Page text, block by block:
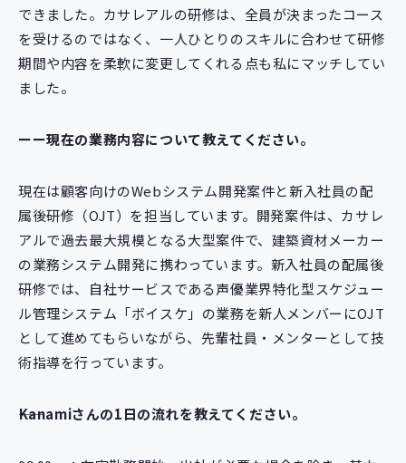
できました。カサレアルの研修は、全員が決まったコース
を受けるのではなく、一人ひとりのスキルに合わせて研修
期間や内容を柔軟に変更してくれる点も私にマッチしてい
ました。
ーー現在の業務内容について教えてください。
現在は顧客向けのWebシステム開発案件と新入社員の配
属後研修（OJT）を担当しています。開発案件は、カサレ
アルで過去最大規模となる大型案件で、建築資材メーカー
の業務システム開発に携わっています。新入社員の配属後
研修では、自社サービスである声優業界特化型スケジュー
ル管理システム「ボイスケ」の業務を新人メンバーにOJT
として進めてもらいながら、先輩社員・メンターとして技
術指導を行っています。
――Kanamiさんの1日の流れを教えてください。